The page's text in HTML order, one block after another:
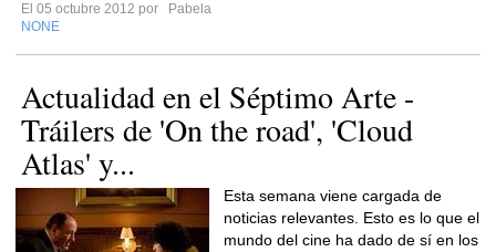
El 05 octubre 2012 por
Pabela
NONE
Actualidad en el Séptimo Arte -
Tráilers de 'On the road', 'Cloud
Atlas' y...
Esta semana viene cargada de
noticias relevantes. Esto es lo que el
mundo del cine ha dado de sí en los